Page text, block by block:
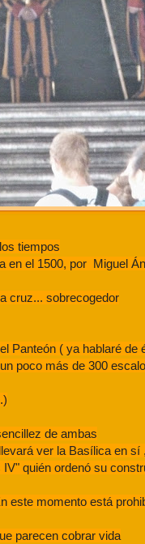
tiempos
en el 1500, por Miguel
cruz... sobrecogedor
Panteón ( ya hablaré de
poco más de 300
de ambas
ver la Basílica en
quién ordenó su
este momento está
parecen cobrar vida